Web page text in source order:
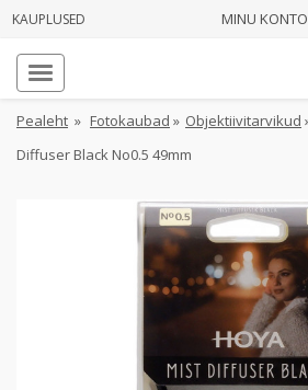
KAUPLUSED MINU KONTO
Pealeht » Fotokaubad » Objektiivitarvikud
Diffuser Black No0.5 49mm
Info
Teenused